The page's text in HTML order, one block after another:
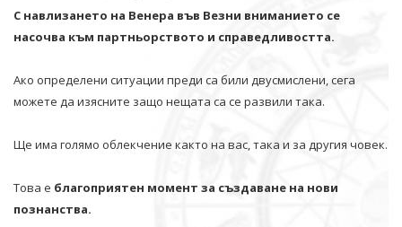
С навлизането на Венера във Везни вниманието се
насочва към партньорството и справедливостта.
Ако определени ситуации преди са били двусмислени, сега
можете да изясните защо нещата са се развили така.
Ще има голямо облекчение както на вас, така и за другия човек.
Това е благоприятен момент за създаване на нови
познанства.